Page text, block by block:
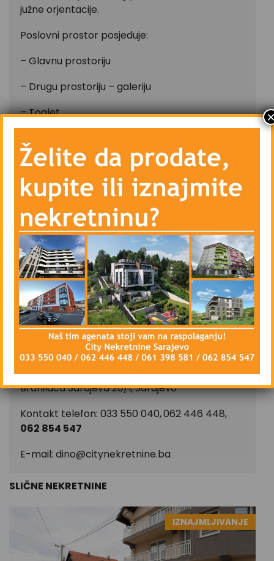
južne orjentacije.
Poslovni prostor posjeduje:
– Glavnu prostoriju
– Drugu prostoriju – galeriju
– Toalet
– Kuhinju
– Centralno grijanje – gradsko – Toplane
– Priključke telefona, kablovske televizije i
interneta
– Vanjsku aluminijsku stolariju
– Parking – javni
Poslovni prostor se iznajmljuje isključivo na duži
vremenski period, ugovorna obaveza od
najmanje godinu dana.
CIJENA: 550 KM
CITY Nekretnine doo
Branilaca Sarajeva 20/I, Sarajevo
Kontakt telefon: 033 550 040,062 446 448,
062 854 547
E-mail: dino@citynekretnine.ba
SLIČNE NEKRETNINE
IZNAJMLJIVANJE